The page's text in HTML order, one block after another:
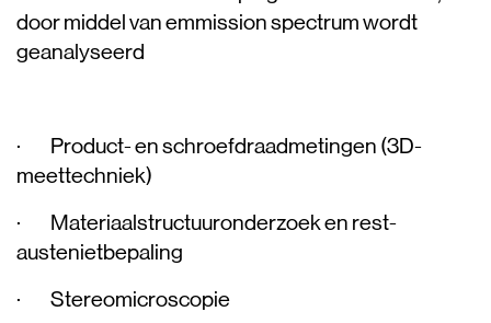
door middel van emmission spectrum wordt
geanalyseerd
· Product- en schroefdraadmetingen (3D-
meettechniek)
· Materiaalstructuuronderzoek en rest-
austenietbepaling
· Stereomicroscopie